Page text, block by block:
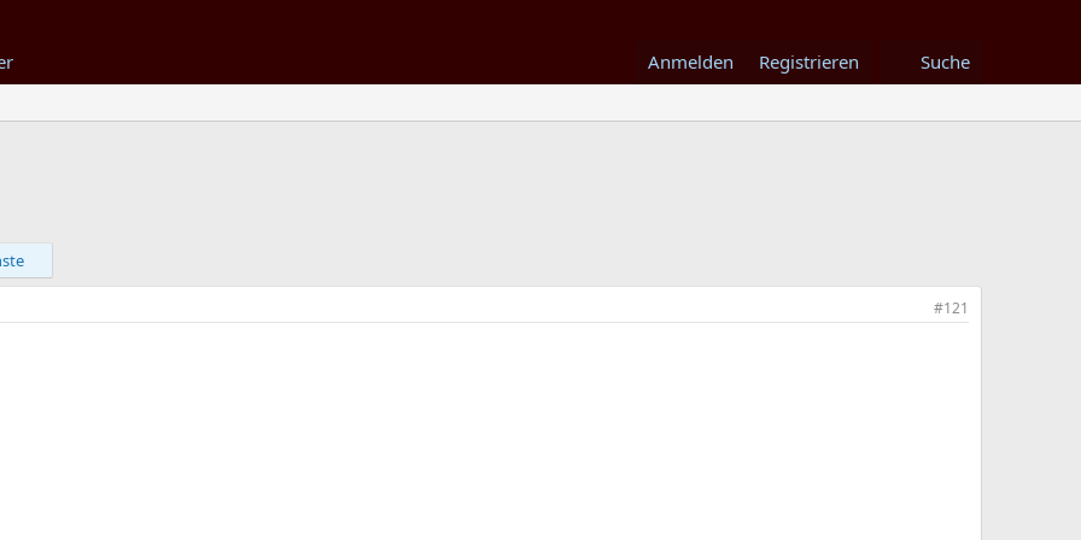
Anmelden Registrieren Suche
#121